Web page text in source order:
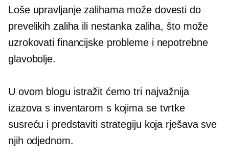
Loše upravljanje zalihama može dovesti do
prevelikih zaliha ili nestanka zaliha, što može
uzrokovati financijske probleme i nepotrebne
glavobolje.
U ovom blogu istražit ćemo tri najvažnija
izazova s ​​inventarom s kojima se tvrtke
susreću i predstaviti strategiju koja rješava sve
njih odjednom.